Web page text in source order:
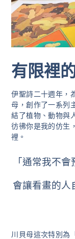
有限裡
伊聖詩二十週年，
母，創作了一系列
結了植物、動物與
彷彿你是我的仿生
裡。
「通常我不
會讓看畫的人
川貝母這次特別為